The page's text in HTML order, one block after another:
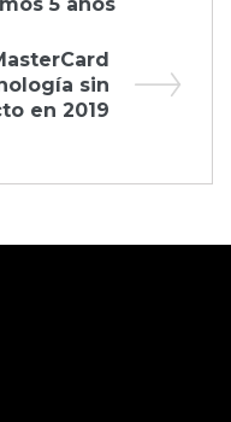
5 años
sin
en 2019